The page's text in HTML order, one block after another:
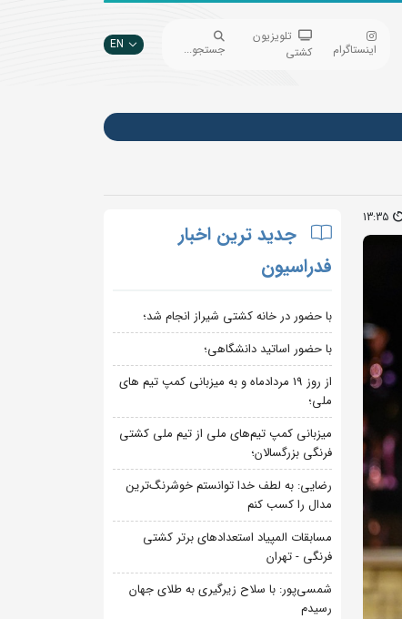
اینستاگرام
تلویزیون
کشتی
جستجو... EN
13:35
جدید ترین اخبار
فدراسیون
با حضور در خانه کشتی شیراز انجام شد؛
با حضور اساتید دانشگاهی؛
از روز 19 مردادماه و به میزبانی کمپ تیم های
ملی؛
میزبانی کمپ تیم‌های ملی از تیم ملی کشتی
فرنگی بزرگسالان؛
رضایی: به لطف خدا توانستم خوشرنگ‌ترین
مدال را کسب کنم
مسابقات المپیاد استعدادهای برتر کشتی
فرنگی - تهران
شمسی‌پور: با سلاح زیرگیری به طلای جهان
رسیدم